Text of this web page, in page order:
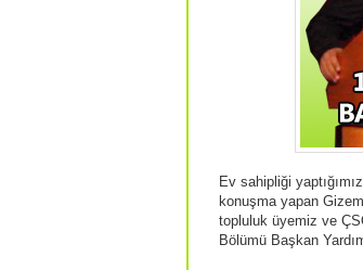
Ev sahipliği
konuşma yapan
topluluk üyemiz ve
Bölümü Başkan